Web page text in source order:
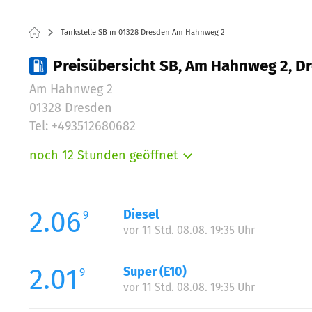
Tankstelle SB in 01328 Dresden Am Hahnweg 2
Preisübersicht SB, Am Hahnweg 2,
Am Hahnweg 2
01328 Dresden
Tel: +493512680682
noch 12 Stunden geöffnet
Mittwoch:
Donnerstag:
Samstag:
Sonntag:
2.06 9 Diesel
vor 11 Std. 08.08. 19:35 Uhr
2.01 9 Super (E10)
vor 11 Std. 08.08. 19:35 Uhr